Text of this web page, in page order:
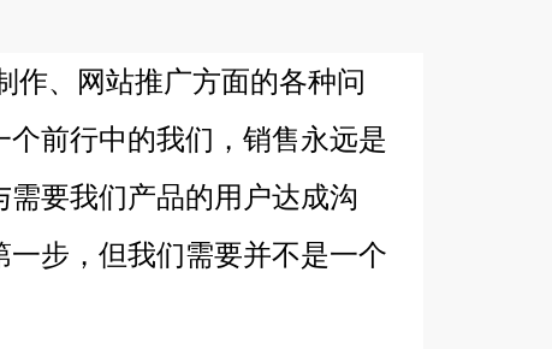
、网站推广方面的各种问
前行中的我们，销售永远是
要我们产品的用户达成沟
步，但我们需要并不是一个